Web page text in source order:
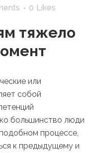
0 Likes
тяжело
или
собой
большинство люди
процессе,
к предыдущему и